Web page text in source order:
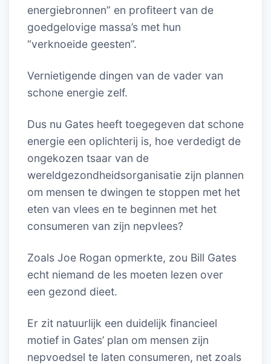
energiebronnen” en profiteert van de
goedgelovige massa’s met hun
“verknoeide geesten”.
Vernietigende dingen van de vader van
schone energie zelf.
Dus nu Gates heeft toegegeven dat schone
energie een oplichterij is, hoe verdedigt de
ongekozen tsaar van de
wereldgezondheidsorganisatie zijn plannen
om mensen te dwingen te stoppen met het
eten van vlees en te beginnen met het
consumeren van zijn nepvlees?
Zoals Joe Rogan opmerkte, zou Bill Gates
echt niemand de les moeten lezen over
een gezond dieet.
Er zit natuurlijk een duidelijk financieel
motief in Gates’ plan om mensen zijn
nepvoedsel te laten consumeren, net zoals